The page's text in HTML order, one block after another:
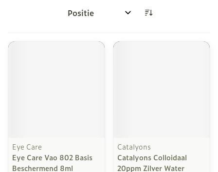
Sorteer op:
Eye Care
Eye Care Vao 802 Basis
Beschermend 8ml
Catalyons
Catalyons Colloidaal
20ppm Zilver Water